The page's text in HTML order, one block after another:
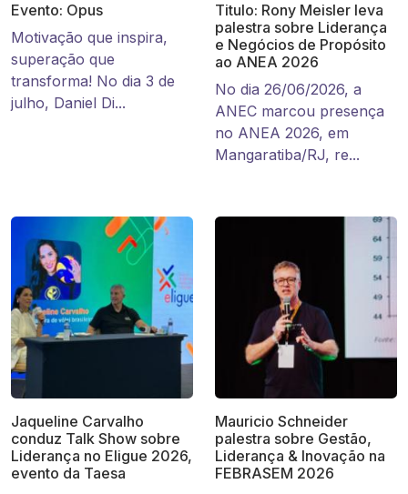
Evento: Opus
Motivação que inspira,
superação que
transforma! No dia 3 de
julho, Daniel Di...
Titulo: Rony Meisler leva
palestra sobre Liderança
e Negócios de Propósito
ao ANEA 2026
No dia 26/06/2026, a
ANEC marcou presença
no ANEA 2026, em
Mangaratiba/RJ, re...
Jaqueline Carvalho
conduz Talk Show sobre
Liderança no Eligue 2026,
evento da Taesa
Mauricio Schneider
palestra sobre Gestão,
Liderança & Inovação na
FEBRASEM 2026